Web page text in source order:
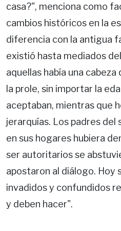
casa?", menciona como
cambios históricos en la
diferencia con la antigua
existió hasta mediados
aquellas había una
la prole, sin importar la
aceptaban, mientras que
jerarquías. Los padres del
en sus hogares hubiera
ser autoritarios se
apostaron al diálogo. Hoy
invadidos y confundidos
y deben hacer".